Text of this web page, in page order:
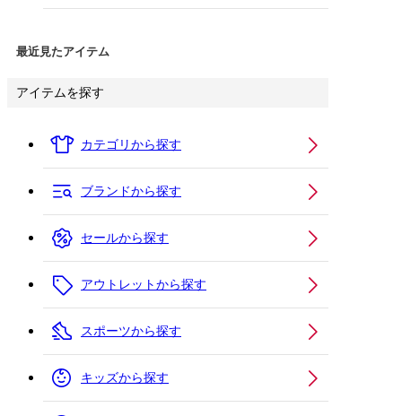
最近見たアイテム
アイテムを探す
カテゴリから探す
ブランドから探す
セールから探す
アウトレットから探す
スポーツから探す
キッズから探す